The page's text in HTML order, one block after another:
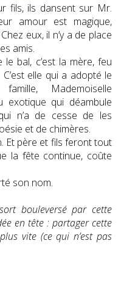
fils, ils dansent sur Mr.
amour est magique,
eux, il n’y a de place
amis.
bal, c’est la mère, feu
elle qui a adopté le
Mademoiselle
exotique qui déambule
n’a de cesse de les
et de chimères.
Et père et fils feront tout
la fête continue, coûte
son nom.
bouleversé par cette
en tête : partager cette
vite (ce qui n’est pas